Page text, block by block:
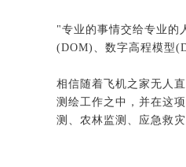
"专业的事情交给专业的
(DOM)、数字高程模型
相信随着飞机之家无人
测绘工作之中，并在这
测、农林监测、应急救